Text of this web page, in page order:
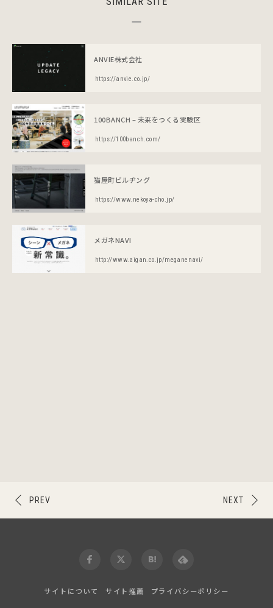
ANVIE株式会社
https://anvie.co.jp/
100BANCH – 未来をつくる実験区
https://100banch.com/
猫屋町ビルヂング
https://www.nekoya-cho.jp/
メガネNAVI
http://www.aigan.co.jp/meganenavi/
NEXT
PREV
サイトについて サイト推薦 プライバシーポリシー